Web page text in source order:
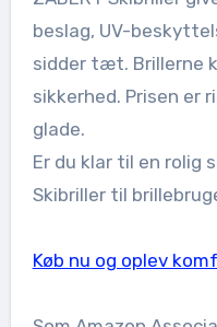
beslag, UV-
sidder tæt. Brillerne
sikkerhed. Prisen er
glade.
Er du klar til en rolig
Skibriller til
Køb nu og oplev